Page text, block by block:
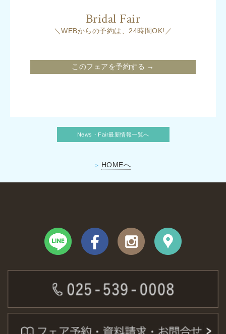
Bridal Fair
＼WEBからの予約は、24時間OK!／
このフェアを予約する →
News・Fair最新情報一覧へ
HOMEへ